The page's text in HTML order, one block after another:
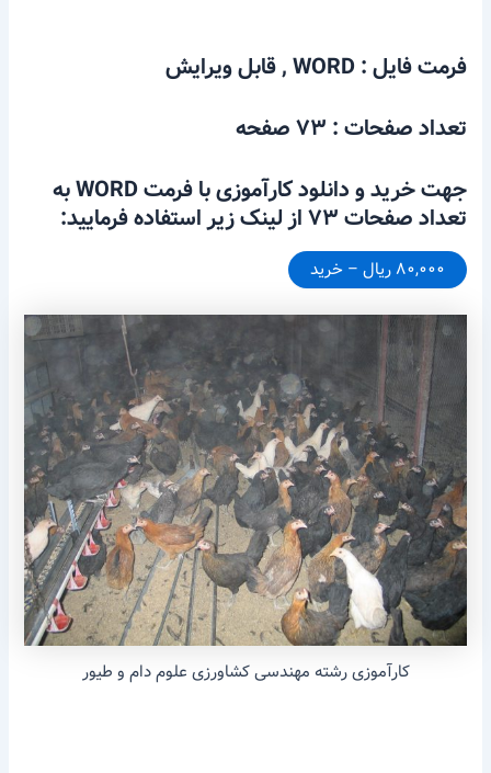
فرمت فایل : WORD , قابل ویرایش
تعداد صفحات : ۷۳ صفحه
جهت خرید و دانلود کارآموزی با فرمت WORD به
تعداد صفحات ۷۳ از لینک زیر استفاده فرمایید:
۸۰,۰۰۰ ریال – خرید
کارآموزی رشته مهندسی کشاورزی علوم دام و طیور